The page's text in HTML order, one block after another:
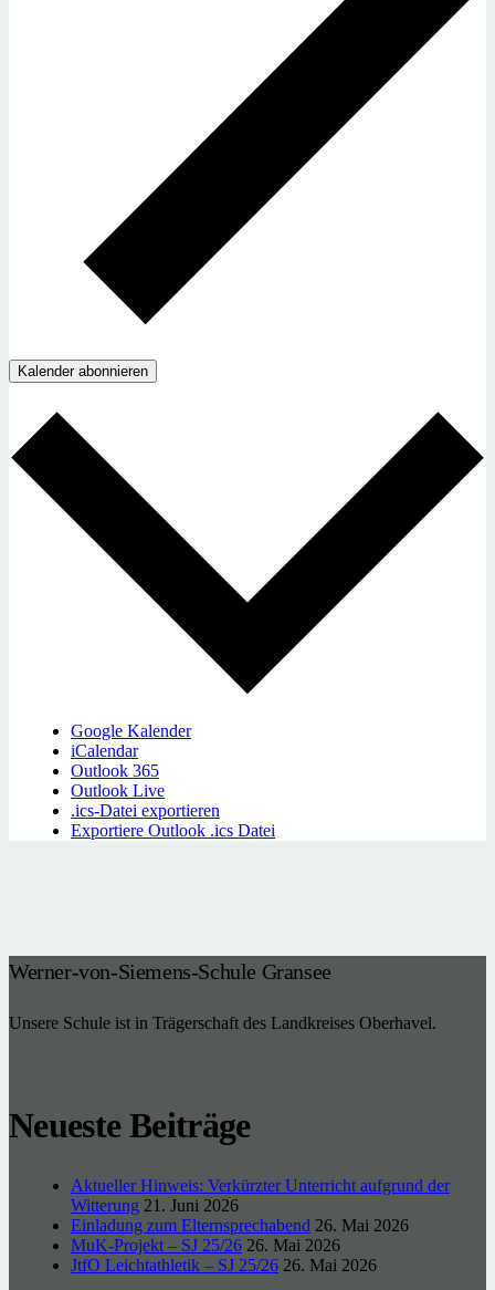
Kalender abonnieren
Google Kalender
iCalendar
Outlook 365
Outlook Live
.ics-Datei exportieren
Exportiere Outlook .ics Datei
Werner-von-Siemens-Schule Gransee
Unsere Schule ist in Trägerschaft des Landkreises Oberhavel.
Neueste Beiträge
Aktueller Hinweis: Verkürzter Unterricht aufgrund der
Witterung 21. Juni 2026
Einladung zum Elternsprechabend 26. Mai 2026
MuK-Projekt – SJ 25/26 26. Mai 2026
JtfO Leichtathletik – SJ 25/26 26. Mai 2026